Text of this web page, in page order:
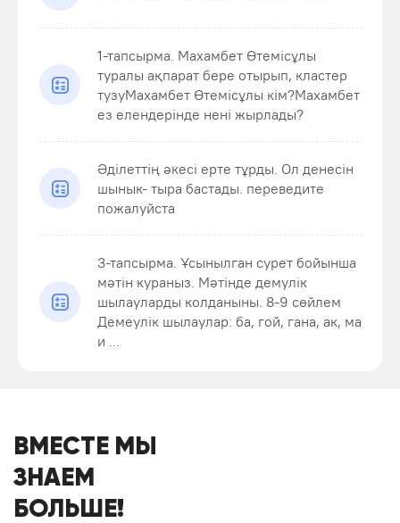
1-тапсырма. Махамбет Өтемісұлы
туралы ақпарат бере отырып, кластер
тузуМахамбет Өтемісұлы кім?Махамбет
ез елендерінде нені жырлады?
Әділеттің әкесі ерте тұрды. Ол денесін
шынык- тыра бастады. переведите
пожалуйста
3-тапсырма. Ұсынылган сурет бойынша
мәтiн кураныз. Мәтiнде демулік
шылауларды колданыны. 8-9 сөйлем
Демеулік шылаулар: ба, гой, гана, ак, ма
и ...
ВМЕСТЕ МЫ
ЗНАЕМ
БОЛЬШЕ!